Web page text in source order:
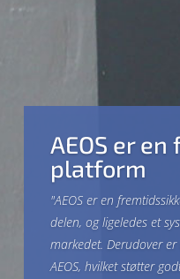
AEOS er
platform
"AEOS er en
delen, og ligeledes et
markedet. Derudover
AEOS, hvilket støtter